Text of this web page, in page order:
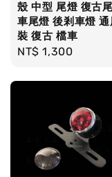
殼 中型 尾燈 復古
車尾燈 後剎車燈 通
裝 復古 檔車
Regular
NT$ 1,300